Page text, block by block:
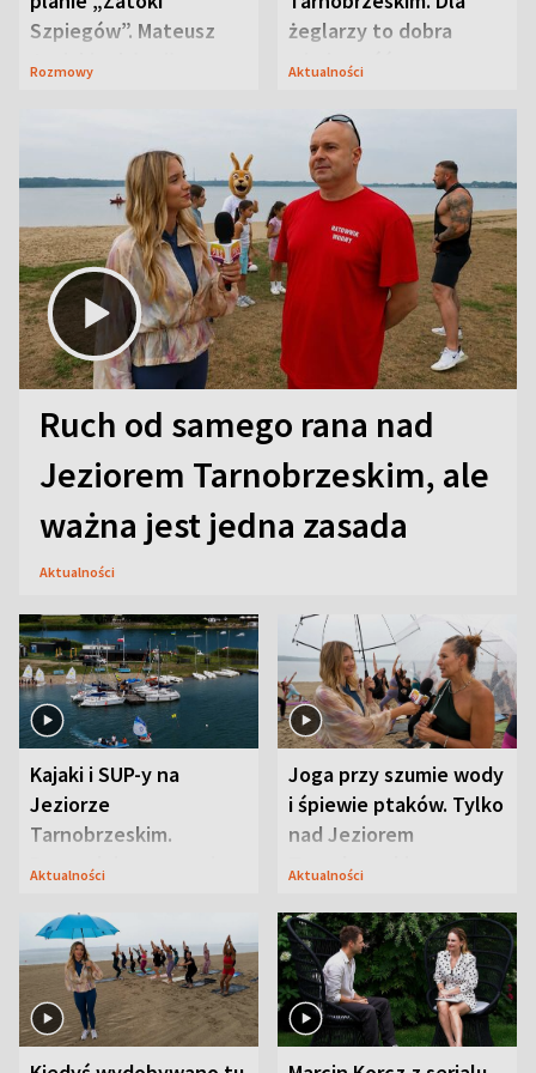
Szpiegów”. Mateusz
Janicki odsłonił
Rozmowy
żeglarzy to dobra
wiadomość
Aktualności
Ruch od samego rana nad
Jeziorem Tarnobrzeskim, ale
ważna jest jedna zasada
Aktualności
Kajaki i SUP-y na
Jeziorze
Tarnobrzeskim.
Przyrodnicy zwracają
Aktualności
Joga przy szumie wody
i śpiewie ptaków. Tylko
nad Jeziorem
Tarnobrzeskim
Aktualności